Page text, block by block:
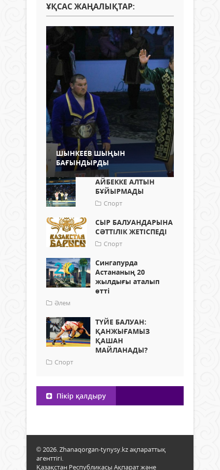
ҰҚСАС ЖАҢАЛЫҚТАР:
ШЫНКЕЕВ ШЫҢЫН
БАҒЫНДЫРДЫ
АЙБЕККЕ АЛТЫН
БҰЙЫРМАДЫ
Спорт
СЫР БАЛУАНДАРЫНА
СӘТТІЛІК ЖЕТІСПЕДІ
Спорт
Сингапурда
Астананың 20
жылдығы аталып
өтті
Әлем
ТҮЙЕ БАЛУАН:
ҚАНЖЫҒАМЫЗ
ҚАШАН
МАЙЛАНАДЫ?
Спорт
Пікір қалдыру
© 2026. Zhanaqorgan-tynysy.kz ақпараттық
агенттігі.
Қазақстан Республикасы Ақпарат және